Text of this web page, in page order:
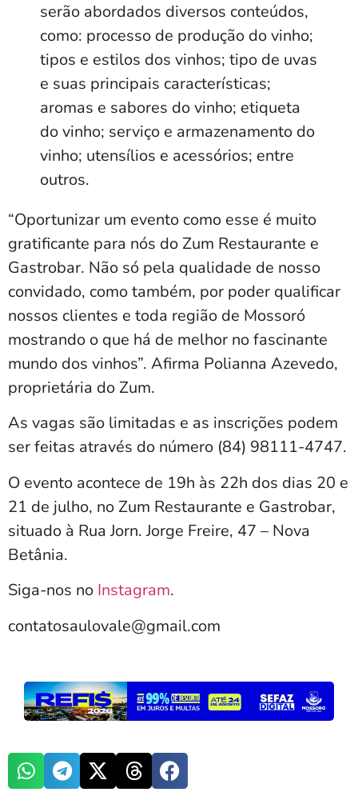
serão abordados diversos conteúdos,
como: processo de produção do vinho;
tipos e estilos dos vinhos; tipo de uvas
e suas principais características;
aromas e sabores do vinho; etiqueta
do vinho; serviço e armazenamento do
vinho; utensílios e acessórios; entre
outros.
“Oportunizar um evento como esse é muito
gratificante para nós do Zum Restaurante e
Gastrobar. Não só pela qualidade de nosso
convidado, como também, por poder qualificar
nossos clientes e toda região de Mossoró
mostrando o que há de melhor no fascinante
mundo dos vinhos”. Afirma Polianna Azevedo,
proprietária do Zum.
As vagas são limitadas e as inscrições podem
ser feitas através do número (84) 98111-4747.
O evento acontece de 19h às 22h dos dias 20 e
21 de julho, no Zum Restaurante e Gastrobar,
situado à Rua Jorn. Jorge Freire, 47 – Nova
Betânia.
Siga-nos no Instagram.
contatosaulovale@gmail.com